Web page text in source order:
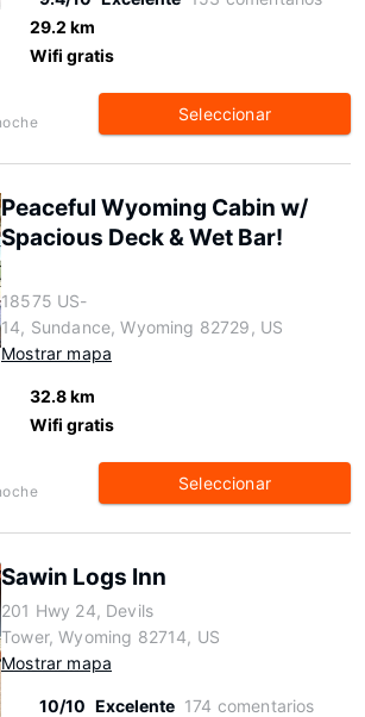
29.2 km
Wifi gratis
Seleccionar
Peaceful Wyoming Cabin w/
Spacious Deck & Wet Bar!
18575 US-
14, Sundance, Wyoming 82729, US
Mostrar mapa
32.8 km
Wifi gratis
Seleccionar
Sawin Logs Inn
201 Hwy 24, Devils
Tower, Wyoming 82714, US
Mostrar mapa
10/10 Excelente 174 comentarios